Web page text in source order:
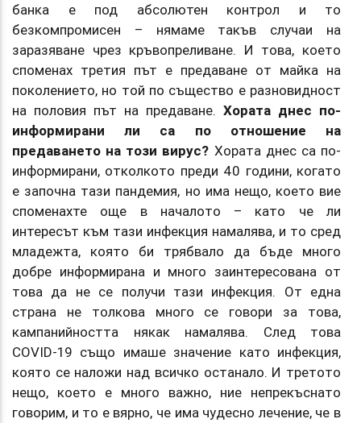
банка е под абсолютен контрол и то
безкомпромисен – нямаме такъв случаи на
заразяване чрез кръвопреливане. И това, което
споменах третия път е предаване от майка на
поколението, но той по същество е разновидност
на половия път на предаване. Хората днес по-
информирани ли са по отношение на
предаването на този вирус? Хората днес са по-
информирани, отколкото преди 40 години, когато
е започна тази пандемия, но има нещо, което вие
споменахте още в началото – като че ли
интересът към тази инфекция намалява, и то сред
младежта, която би трябвало да бъде много
добре информирана и много заинтересована от
това да не се получи тази инфекция. От една
страна не толкова много се говори за това,
кампанийността някак намалява. След това
COVID-19 също имаше значение като инфекция,
която се наложи над всичко останало. И третото
нещо, което е много важно, ние непрекъснато
говорим, и то е вярно, че има чудесно лечение, че в